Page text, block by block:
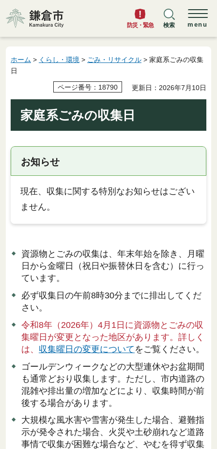
鎌倉市
防災・緊急 検索 menu
ホーム > くらし・環境 > ごみ・リサイクル > 家庭系ごみの収集
日
ページ番号：18790 更新日：2026年7月10日
家庭系ごみの収集日
お知らせ
現在、収集に関する特別なお知らせはござい
ません。
資源物とごみの収集は、年末年始を除き、月曜
日から金曜日（祝日や振替休日を含む）に行っ
ています。
必ず収集日の午前8時30分までに排出してくだ
さい。
令和8年（2026年）4月1日に資源物とごみの収
集曜日が変更となった地区があります。詳しく
は、 収集曜日の変更について をご覧ください。
ゴールデンウィークなどの大型連休やお盆期間
も通常どおり収集します。ただし、市内道路の
混雑や排出量の増加などにより、収集時間が前
後する場合があります。
大規模な風水害や雪害が発生した場合、避難指
示が発令された場合、火災や土砂崩れなど道路
事情で収集が困難な場合など、やむを得ず収集